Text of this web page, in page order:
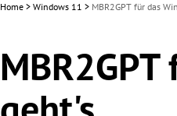
Home > Windows 11 > MBR2GPT für das